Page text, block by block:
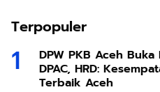
Terpopuler
DPW PKB Aceh
DPAC, HRD:
Terbaik Aceh